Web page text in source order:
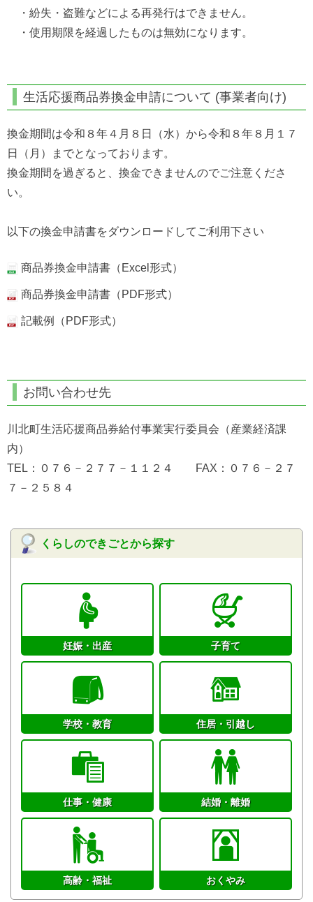
・紛失・盗難などによる再発行はできません。
・使用期限を経過したものは無効になります。
生活応援商品券換金申請について (事業者向け)
換金期間は令和８年４月８日（水）から令和８年８月１７
日（月）までとなっております。
換金期間を過ぎると、換金できませんのでご注意くださ
い。
以下の換金申請書をダウンロードしてご利用下さい
商品券換金申請書（Excel形式）
商品券換金申請書（PDF形式）
記載例（PDF形式）
お問い合わせ先
川北町生活応援商品券給付事業実行委員会（産業経済課
内）
TEL：０７６－２７７－１１２４ FAX：０７６－２７
７－２５８４
くらしのできごとから探す
妊娠・出産 子育て
学校・教育 住居・引越し
仕事・健康 結婚・離婚
高齢・福祉 おくやみ